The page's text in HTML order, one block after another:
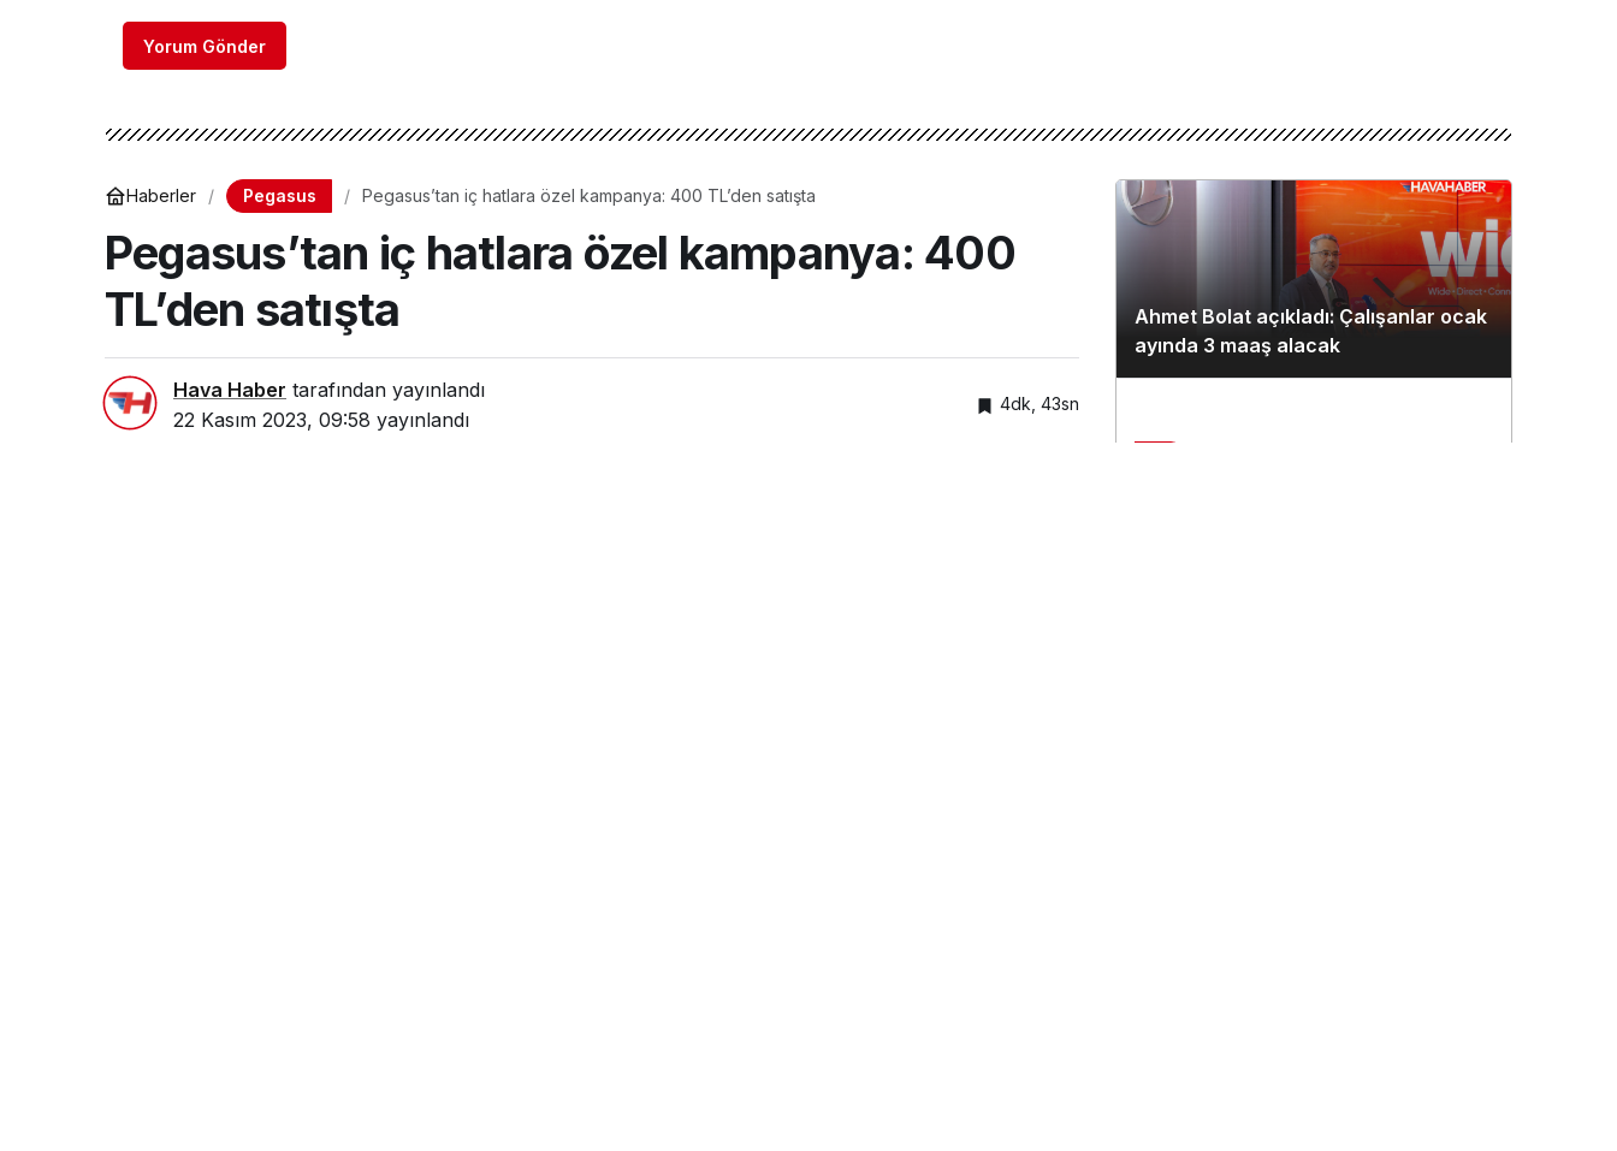
Yorum Gönder
Haberler Pegasus Pegasus’tan iç hatlara özel kampanya: 400 TL’den satışta
Pegasus’tan iç hatlara özel kampanya: 400
TL’den satışta
Hava Haber tarafından yayınlandı
22 Kasım 2023, 09:58 yayınlandı
4dk, 43sn
Ahmet Bolat açıkladı: Çalışanlar ocak
ayında 3 maaş alacak